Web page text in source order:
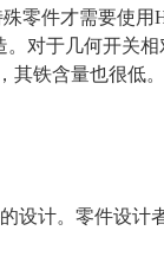
零件才需要使用
。对于几何开关
其铁含量也很低
设计。零件设计